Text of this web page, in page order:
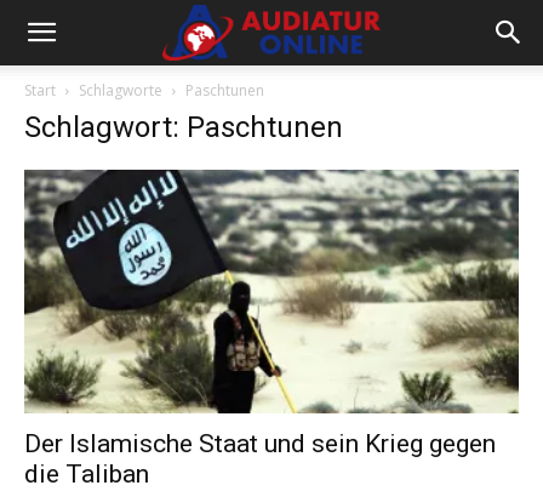
Start Schlagworte Paschtunen
Schlagwort: Paschtunen
Der Islamische Staat und sein Krieg gegen
die Taliban